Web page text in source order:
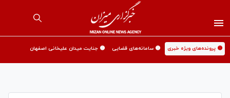
🟡 پرونده‌های ویژه خبری 🟡 سامانه‌های قضایی 🟡 جنایت میدان علیخانی اصفهان